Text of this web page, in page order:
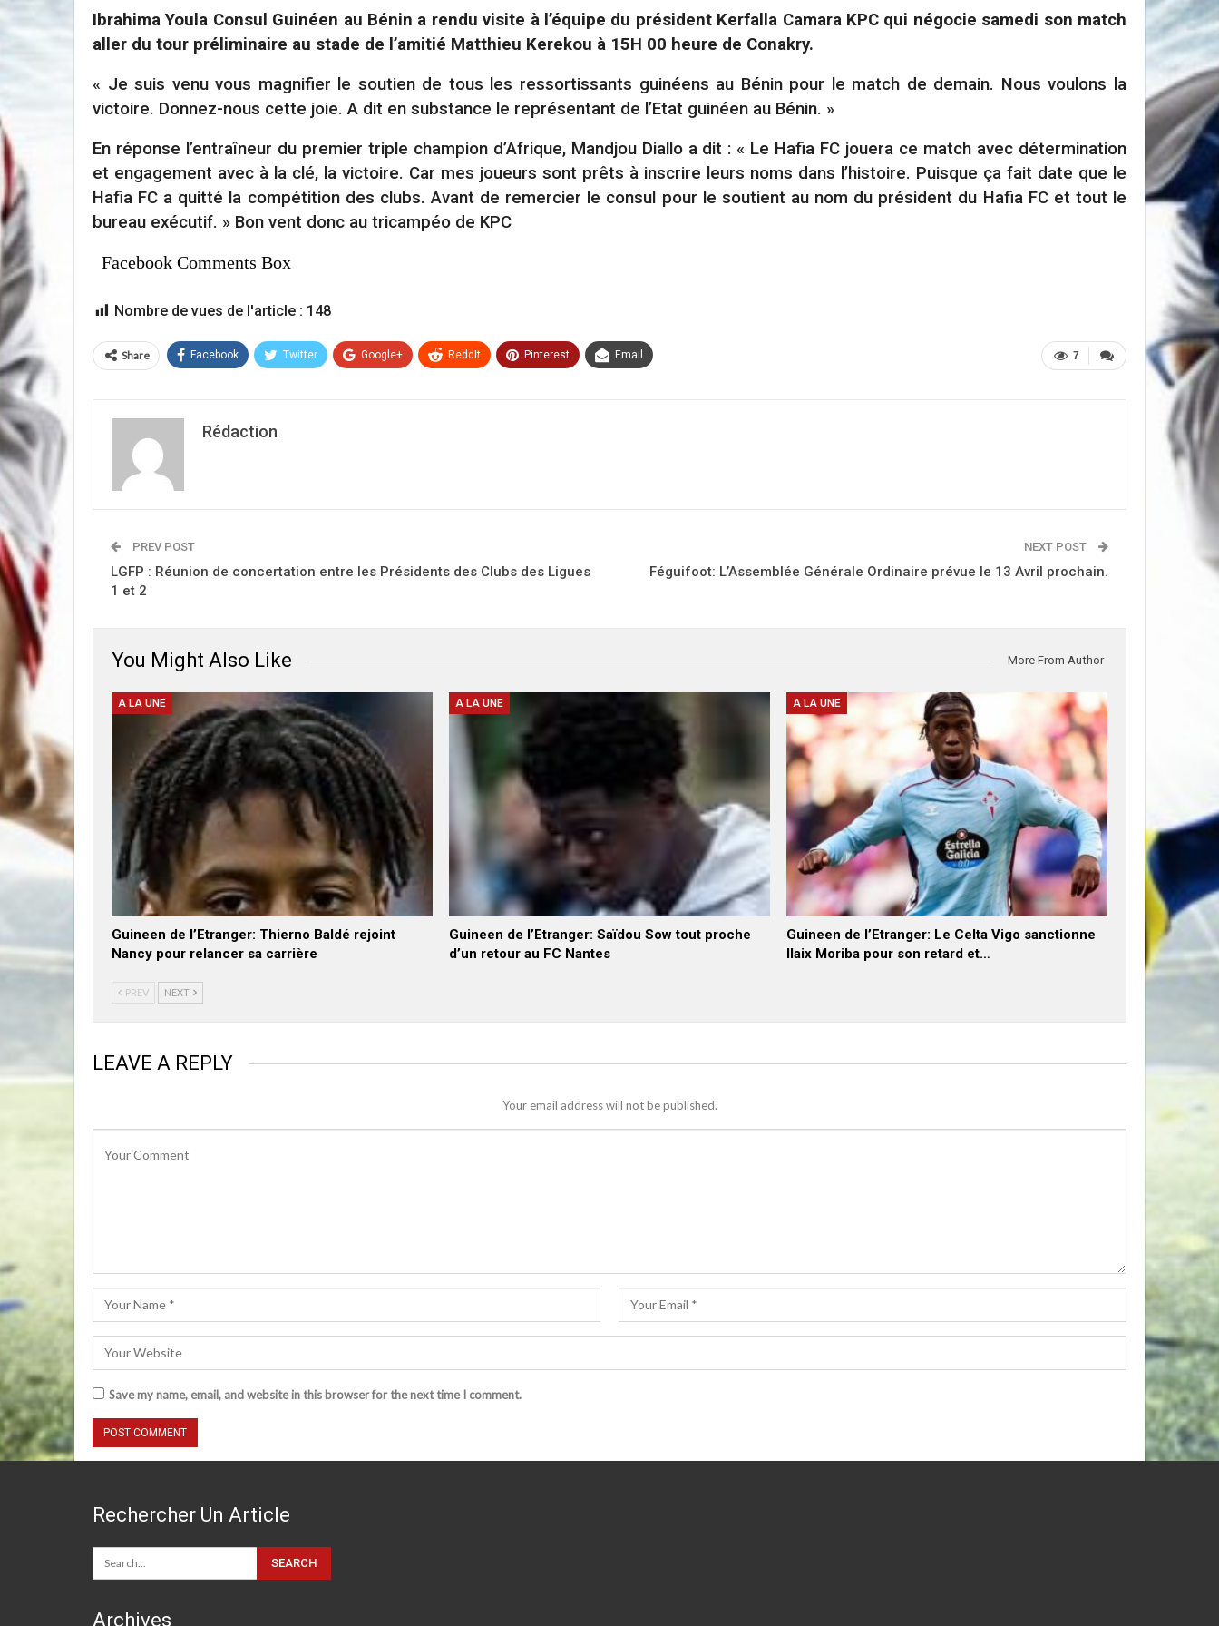
Ibrahima Youla Consul Guinéen au Bénin a rendu visite à l’équipe du président Kerfalla Camara KPC qui négocie samedi son match
aller du tour préliminaire au stade de l’amitié Matthieu Kerekou à 15H 00 heure de Conakry.
« Je suis venu vous magnifier le soutien de tous les ressortissants guinéens au Bénin pour le match de demain. Nous voulons la
victoire. Donnez-nous cette joie. A dit en substance le représentant de l’Etat guinéen au Bénin. »
En réponse l’entraîneur du premier triple champion d’Afrique, Mandjou Diallo a dit : « Le Hafia FC jouera ce match avec détermination
et engagement avec à la clé, la victoire. Car mes joueurs sont prêts à inscrire leurs noms dans l’histoire. Puisque ça fait date que le
Hafia FC a quitté la compétition des clubs. Avant de remercier le consul pour le soutient au nom du président du Hafia FC et tout le
bureau exécutif. » Bon vent donc au tricampéo de KPC
Facebook Comments Box
Nombre de vues de l'article : 148
7
Share Facebook Twitter Google+ ReddIt Pinterest Email
Rédaction
PREV POST
LGFP : Réunion de concertation entre les Présidents des Clubs des Ligues
1 et 2
NEXT POST
Féguifoot: L’Assemblée Générale Ordinaire prévue le 13 Avril prochain.
You Might Also Like More From Author
A LA UNE
Guineen de l’Etranger: Thierno Baldé rejoint
Nancy pour relancer sa carrière
A LA UNE
Guineen de l’Etranger: Saïdou Sow tout proche
d’un retour au FC Nantes
A LA UNE
Guineen de l’Etranger: Le Celta Vigo sanctionne
Ilaix Moriba pour son retard et…
PREV NEXT
LEAVE A REPLY
Your email address will not be published.
Save my name, email, and website in this browser for the next time I comment.
Rechercher Un Article
Archives